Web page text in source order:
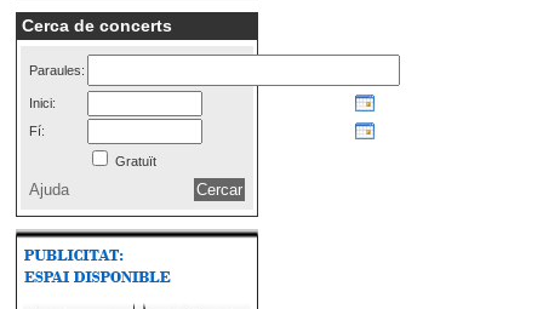
Cerca de concerts
Paraules:
Inici:
Fí:
Gratuït
Ajuda